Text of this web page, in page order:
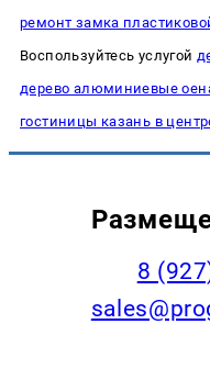
ремонт замка
Воспользуйтесь услугой
дерево алюминиевые
гостиницы казань в
8